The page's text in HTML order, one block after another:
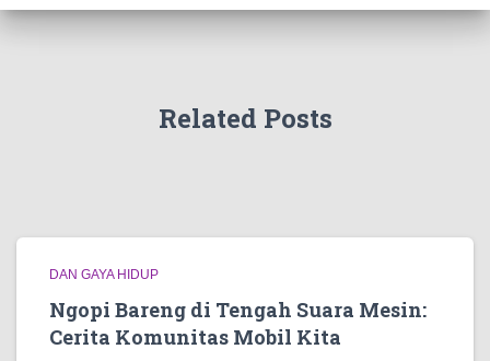
Related Posts
DAN GAYA HIDUP
Ngopi Bareng di Tengah Suara Mesin:
Cerita Komunitas Mobil Kita